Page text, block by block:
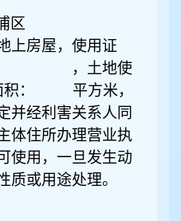
市青浦区
上房屋，使用证
地使
： 平方米，
并经利害关系人同
体住所办理营业执
使用 ，一旦发生动
质或用途处理。